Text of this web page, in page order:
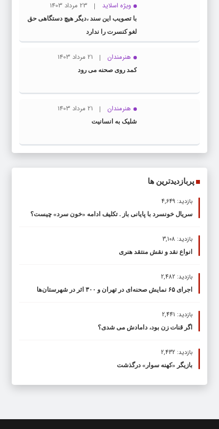
ویژه اسلاید 23 مرداد 1403
با تصویب این سند ،دیگر هیچ دستگاهی حق
لغو کنسرت را ندارد
هنرمندان 21 مرداد 1403
کمد روی صحنه می رود
هنرمندان 21 مرداد 1403
شلیک به انسانیت
پربازدیدترین ها
بازدید: 4,649
سریال خونسرد با پایانی باز . تکلیف ادامه «خون سرد» چیست؟
بازدید: 3,108
انواع نقد و نقش منتقد هنری
بازدید: 2,482
اجرای ۶۵ نمایش صحنه‌ای در تهران و ۳۰۰ اثر در شهرستان‌ها
بازدید: 2,441
اگر قنات زن بود، دامادش می شدی؟
بازدید: 2,432
بازیگر «کهنه سوار» درگذشت